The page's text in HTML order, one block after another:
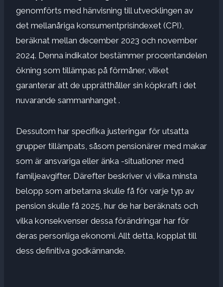
genomförts med hänvisning till utvecklingen av
det mellanåriga konsumentprisindexet (CPI),
beräknat mellan december 2023 och november
2024. Denna indikator bestämmer procentandelen
ökning som tillämpas på förmåner, vilket
garanterar att de upprätthåller sin köpkraft i det
nuvarande sammanhanget .
Dessutom har specifika justeringar för utsatta
grupper tillämpats, såsom pensionärer med makar
som är ansvariga eller änka -situationer med
familjeavgifter. Därefter beskriver vi vilka minsta
belopp som arbetarna skulle få för varje typ av
pension skulle få 2025, hur de har beräknats och
vilka konsekvenser dessa förändringar har för
deras personliga ekonomi. Allt detta, kopplat till
dess definitiva godkännande.